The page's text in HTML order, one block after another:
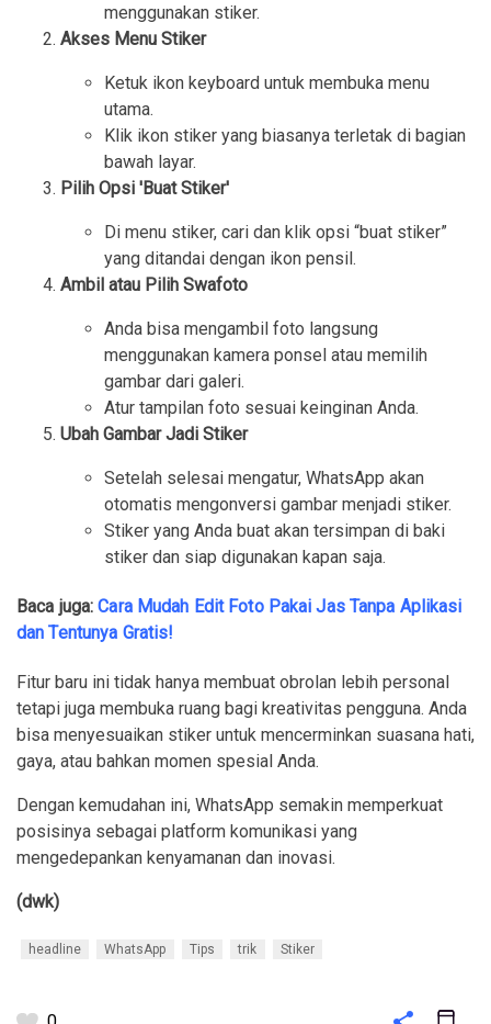
menggunakan stiker.
Akses Menu Stiker
Ketuk ikon keyboard untuk membuka menu
utama.
Klik ikon stiker yang biasanya terletak di bagian
bawah layar.
Pilih Opsi 'Buat Stiker'
Di menu stiker, cari dan klik opsi “buat stiker”
yang ditandai dengan ikon pensil.
Ambil atau Pilih Swafoto
Anda bisa mengambil foto langsung
menggunakan kamera ponsel atau memilih
gambar dari galeri.
Atur tampilan foto sesuai keinginan Anda.
Ubah Gambar Jadi Stiker
Setelah selesai mengatur, WhatsApp akan
otomatis mengonversi gambar menjadi stiker.
Stiker yang Anda buat akan tersimpan di baki
stiker dan siap digunakan kapan saja.
Baca juga:Cara Mudah Edit Foto Pakai Jas Tanpa Aplikasi
dan Tentunya Gratis!
Fitur baru ini tidak hanya membuat obrolan lebih personal
tetapi juga membuka ruang bagi kreativitas pengguna. Anda
bisa menyesuaikan stiker untuk mencerminkan suasana hati,
gaya, atau bahkan momen spesial Anda.
Dengan kemudahan ini, WhatsApp semakin memperkuat
posisinya sebagai platform komunikasi yang
mengedepankan kenyamanan dan inovasi.
(dwk)
headline WhatsApp Tips trik Stiker